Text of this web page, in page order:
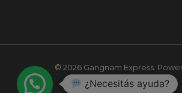
© 2026 Gangnam Express.
Gangnam Express
¿Necesitás ayuda?